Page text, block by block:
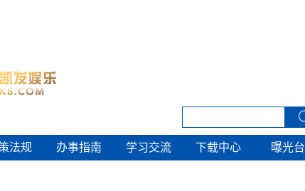
法规
法规 办事指南
办事指南 学习交流
学习交流 下载中心
下载中心 曝光台
曝光台